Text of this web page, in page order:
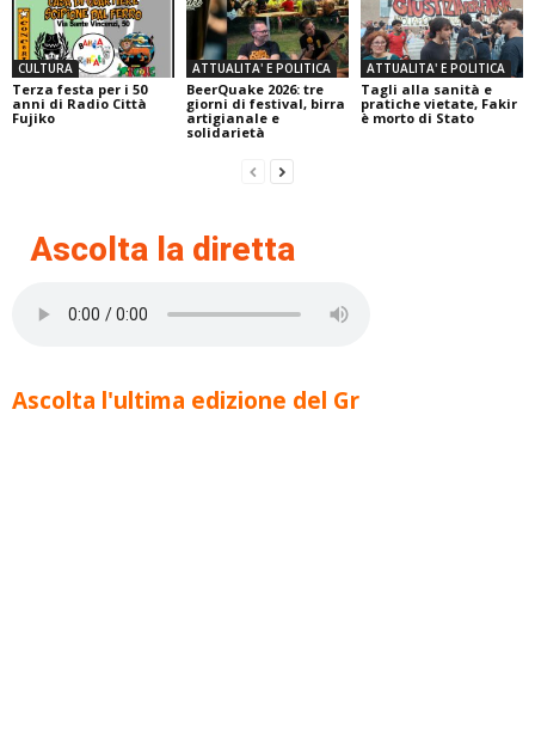
CULTURA
Terza festa per i 50
anni di Radio Città
Fujiko
ATTUALITA' E POLITICA
BeerQuake 2026: tre
giorni di festival, birra
artigianale e
solidarietà
ATTUALITA' E POLITICA
Tagli alla sanità e
pratiche vietate, Fakir
è morto di Stato
Ascolta la diretta
Ascolta l'ultima edizione del Gr